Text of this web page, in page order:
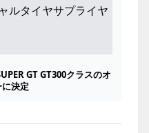
GT GT300クラスのオ
決定